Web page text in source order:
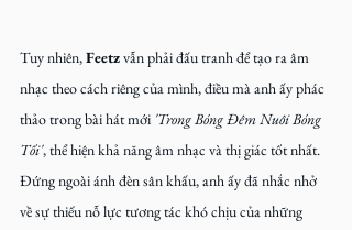
Tuy nhiên, Feetz vẫn phải đấu tranh để tạo ra âm
nhạc theo cách riêng của mình, điều mà anh ấy phác
thảo trong bài hát mới 'Trong Bóng Đêm Nuôi Bóng
Tối', thể hiện khả năng âm nhạc và thị giác tốt nhất.
Đứng ngoài ánh đèn sân khấu, anh ấy đã nhắc nhở
về sự thiếu nỗ lực tương tác khó chịu của những